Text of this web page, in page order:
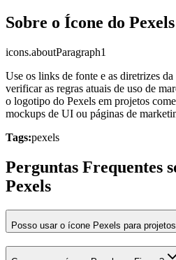
Sobre o Ícone do Pexels
icons.aboutParagraph1
Use os links de fonte e as diretrizes da
verificar as regras atuais de uso de
o logotipo do Pexels em projetos
mockups de UI ou páginas de
Tags:pexels
Perguntas Frequentes
Pexels
Posso usar o ícone Pexels para